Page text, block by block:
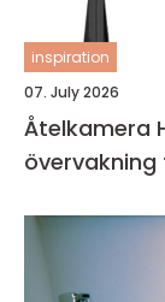
inspiration
07. July 2026
Åtelkamera Hunter